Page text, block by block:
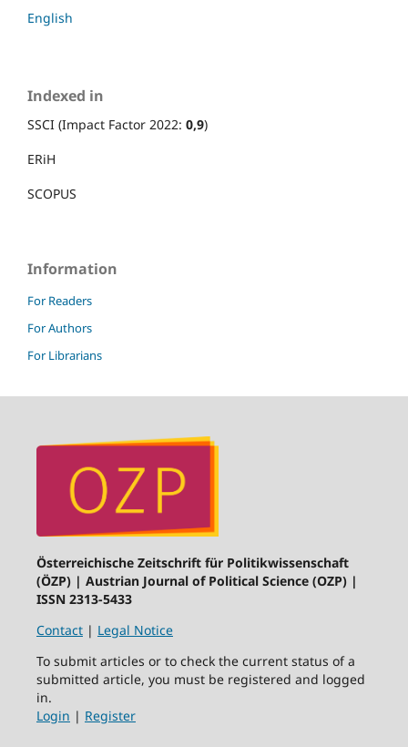
English
Indexed in
SSCI (Impact Factor 2022: 0,9)
ERiH
SCOPUS
Information
For Readers
For Authors
For Librarians
Österreichische Zeitschrift für Politikwissenschaft
(ÖZP) | Austrian Journal of Political Science (OZP) |
ISSN 2313-5433
Contact| Legal Notice
To submit articles or to check the current status of a
submitted article, you must be registered and logged
in.
Login | Register